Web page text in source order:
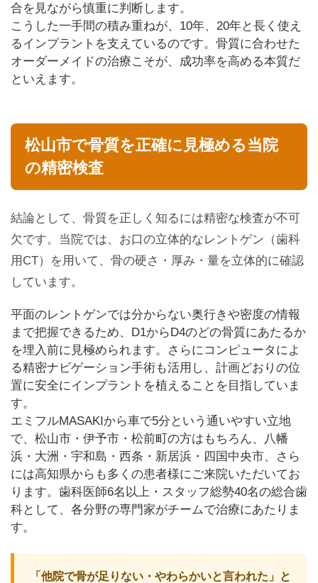
合を見ながら慎重に判断します。
こうした一手間の積み重ねが、10年、20年と長く使え
るインプラントを支えているのです。骨質に合わせた
オーダーメイドの治療こそが、成功率を高める本質だ
といえます。
松山市で骨質を正確に見極める当院
の精密検査
結論として、骨質を正しく知るには精密な検査が不可
欠です。当院では、お口の立体的なレントゲン（歯科
用CT）を用いて、骨の硬さ・厚み・量を立体的に確認
しています。
平面のレントゲンでは分からない奥行きや密度の情報
まで把握できるため、D1からD4のどの骨質にあたるか
を埋入前に見極められます。さらにコンピュータによ
る精密ナビゲーション手術も活用し、計画どおりの位
置に安全にインプラントを植えることを目指していま
す。
エミフルMASAKIから車で5分という通いやすい立地
で、松山市・伊予市・松前町の方はもちろん、八幡
浜・大洲・宇和島・西条・新居浜・四国中央市、さら
には高知県からも多くの患者様にご来院いただいてお
ります。歯科医師6名以上・スタッフ総勢40名の総合歯
科として、各分野の専門家がチームで治療にあたりま
す。
「他院で骨が足りない・やわらかいと言われた」と